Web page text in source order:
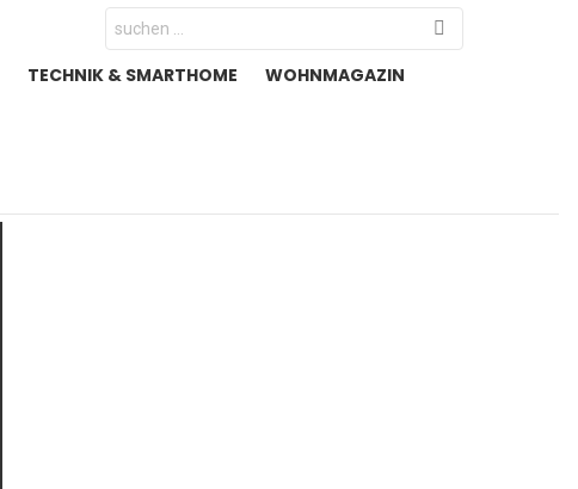
Search
for:
TECHNIK & SMARTHOME WOHNMAGAZIN